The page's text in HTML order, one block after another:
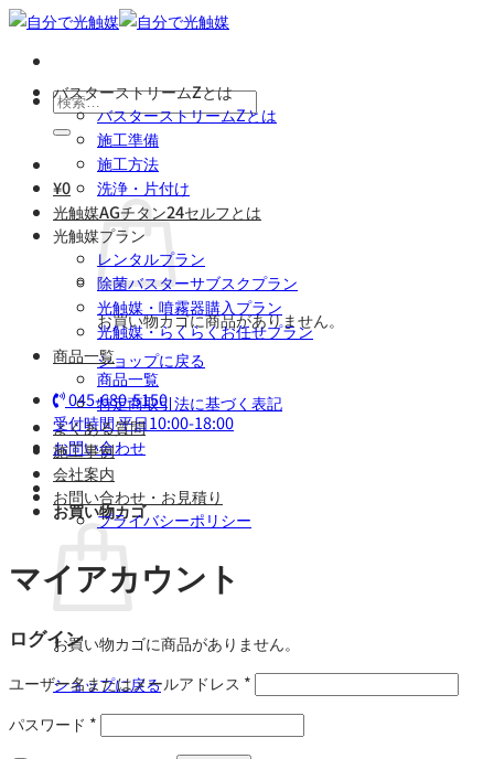
Skip
content
検
¥0
お買い物カゴに商品がありません。
ショップに戻る
045-680-5150
受付時間 平日10:00-18:00
お問い合わせ
お買い物カゴ
お買い物カゴに商品がありません。
ショップに戻る
バスターストリームZとは
バスターストリームZとは
施工準備
施工方法
洗浄・片付け
光触媒AGチタン24セルフとは
光触媒プラン
レンタルプラン
除菌バスターサブスクプラン
光触媒・噴霧器購入プラン
光触媒・らくらくお任せプラン
商品一覧
商品一覧
特定商取引法に基づく表記
よくある質問
施工事例
会社案内
お問い合わせ・お見積り
プライバシーポリシー
マイアカウント
ログイン
ユーザー名またはメールアドレス *
パスワード *